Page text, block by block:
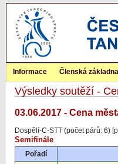
Informace Členská základna
Výsledky soutěží -
03.06.2017 - Cena
Dospělí-C-STT (počet párů: 6)
Semifinále
Pořadí